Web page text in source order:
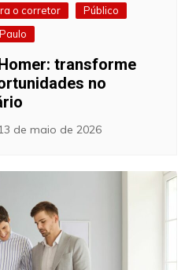
o corretor
Público
transforme
no
de maio de 2026